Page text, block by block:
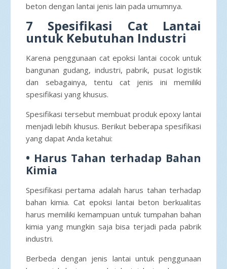
beton dengan lantai jenis lain pada umumnya.
7 Spesifikasi Cat Lantai
untuk Kebutuhan Industri
Karena penggunaan cat epoksi lantai cocok untuk
bangunan gudang, industri, pabrik, pusat logistik
dan sebagainya, tentu cat jenis ini memiliki
spesifikasi yang khusus.
Spesifikasi tersebut membuat produk epoxy lantai
menjadi lebih khusus. Berikut beberapa spesifikasi
yang dapat Anda ketahui:
• Harus Tahan terhadap Bahan
Kimia
Spesifikasi pertama adalah harus tahan terhadap
bahan kimia. Cat epoksi lantai beton berkualitas
harus memiliki kemampuan untuk tumpahan bahan
kimia yang mungkin saja bisa terjadi pada pabrik
industri.
Berbeda dengan jenis lantai untuk penggunaan